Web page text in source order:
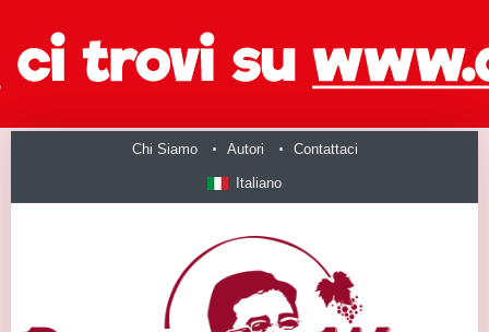
Chi Siamo Autori Contattaci
Italiano